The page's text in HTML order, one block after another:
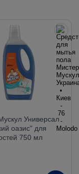
Универсал
оазис" для
750 мл